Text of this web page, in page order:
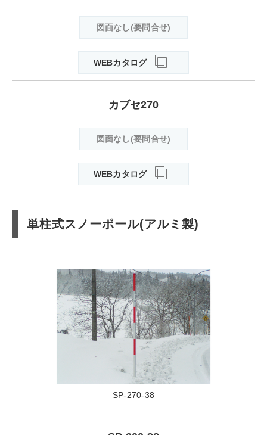
図面なし(要問合せ)
WEBカタログ
カブセ270
図面なし(要問合せ)
WEBカタログ
単柱式スノーポール(アルミ製)
SP-270-38